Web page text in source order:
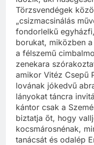
Törzsvendégek
„csizmacsinálás
fondorlelkű
borukat, miközben
a félszemű
zenekara
amikor Vitéz Csepű
lovának jókedvű
lányokat táncra
kántor csak a
biztatja őt, hogy
kocsmárosnénak,
tanácsát és odalép